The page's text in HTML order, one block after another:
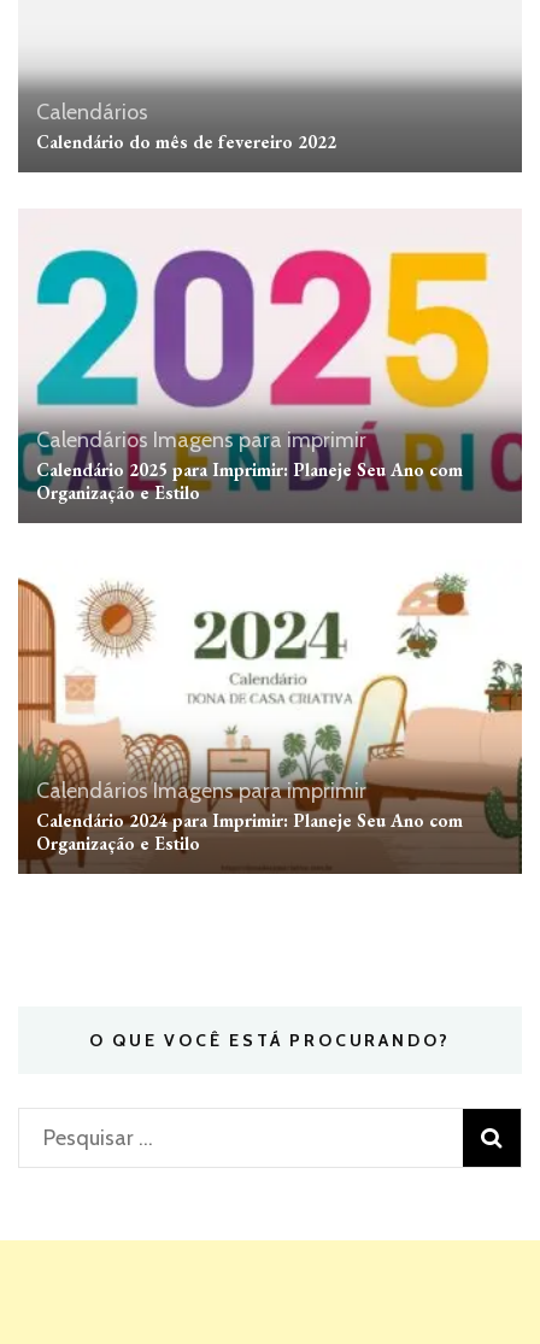
Calendários
Calendário do mês de fevereiro 2022
Calendários Imagens para imprimir
Calendário 2025 para Imprimir: Planeje Seu Ano com
Organização e Estilo
CalendáriosImagens para imprimir
Calendário 2024 para Imprimir: Planeje Seu Ano com
Organização e Estilo
O QUE VOCÊ ESTÁ PROCURANDO?
Pesquisar
por: